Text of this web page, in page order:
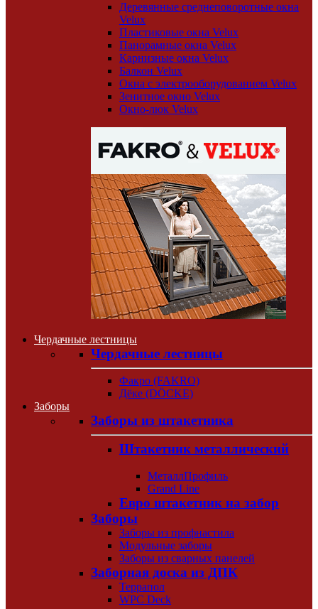
Деревянные среднеповоротные окна
Velux
Пластиковые окна Velux
Панорамные окна Velux
Карнизные окна Velux
Балкон Velux
Окна с электрооборудованием Velux
Зенитное окно Velux
Окно-люк Velux
Чердачные лестницы
Чердачные лестницы
Факро (FAKRO)
Дёке (DÖCKE)
Заборы
Заборы из штакетника
Штакетник металлический
МеталлПрофиль
Grand Line
Евро штакетник на забор
Заборы
Заборы из профнастила
Модульные заборы
Заборы из сварных панелей
Заборная доска из ДПК
Террапол
WPC Deck